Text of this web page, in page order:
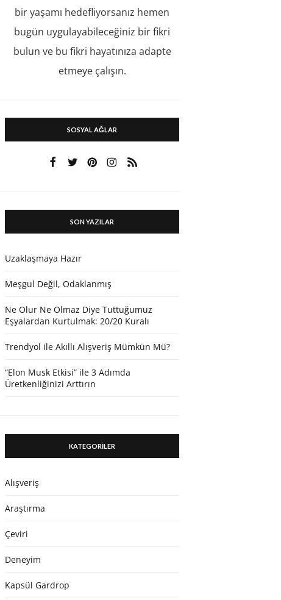
bir yaşamı hedefliyorsanız hemen
bugün uygulayabileceğiniz bir fikri
bulun ve bu fikri hayatınıza adapte
etmeye çalışın.
SOSYAL AĞLAR
SON YAZILAR
Uzaklaşmaya Hazır
Meşgul Değil, Odaklanmış
Ne Olur Ne Olmaz Diye Tuttuğumuz
Eşyalardan Kurtulmak: 20/20 Kuralı
Trendyol ile Akıllı Alışveriş Mümkün Mü?
“Elon Musk Etkisi” ile 3 Adımda
Üretkenliğinizi Arttırın
KATEGORİLER
Alışveriş
Araştırma
Çeviri
Deneyim
Kapsül Gardrop